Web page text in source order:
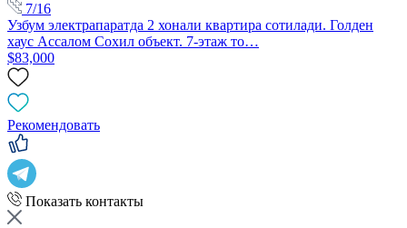
7/16
Узбум электрапаратда 2 хонали квартира сотилади. Голден
хаус Ассалом Сохил объект. 7-этаж то…
$83,000
Рекомендовать
Показать контакты